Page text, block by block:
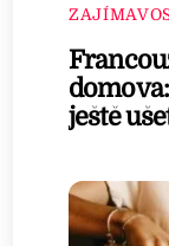
ještě